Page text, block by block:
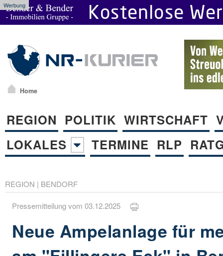
Werbung
Home
REGION POLITIK WIRTSCHAFT
LOKALES
TERMINE RLP
REGION | BENDORF
Pressemitteilung vom 03.12.2025
Neue Ampelanlage für